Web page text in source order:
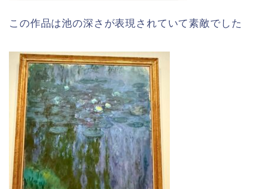
この作品は池の深さが表現されていて素敵でした